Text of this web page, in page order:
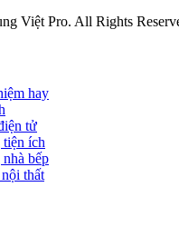
Việt Pro. All Rights
hay
tử
ích
bếp
thất